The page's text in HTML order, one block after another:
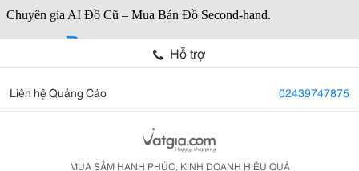
Hỗ trợ
Liên hệ Quảng Cáo 02439747875
MUA SẮM HẠNH PHÚC, KINH DOANH HIỆU QUẢ